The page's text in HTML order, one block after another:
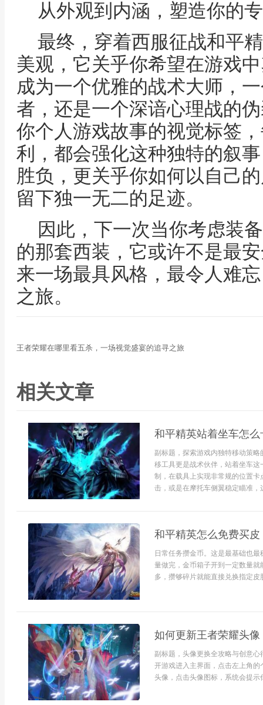
从外观到内涵，塑造你的
最终，穿着西服征战和平
美观，它关乎你希望在游戏
成为一个优雅的战术大师，
者，还是一个深谙心理战的
你个人游戏故事的视觉标签
利，都会强化这种独特的叙
胜负，更关乎你如何以自己
留下独一无二的足迹。
因此，下一次当你考虑装
的那套西装，它或许不是最
来一场最具风格，最令人难
之旅。
王者荣耀在哪里看五杀，一场视觉盛宴的追寻之旅
相关文章
和平精英站着坐车怎
副标题，探索游戏内独特移动策
移工具更是战术伙伴，站着坐车
制，在载具上实现非常规的位置
击，或是在摩托车侧翼稳定瞄准
和平精英怎么免费买
日常任务攒金币。这是最基础也
量做完，金币箱子开到一定数量
多，攒够碎片就能直接兑换指定
如何更新王者荣耀头
副标题，头像更换全攻略与创意
开游戏进入主界面，点击左上角
头像，点击头像图标，系统会提